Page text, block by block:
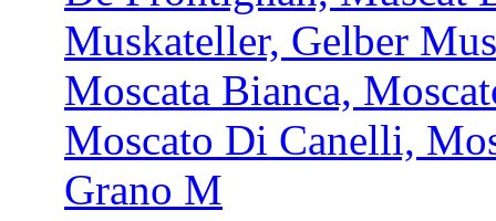
Muskateller, Gelber
Moscata Bianca,
Moscato Di Canelli,
Grano M